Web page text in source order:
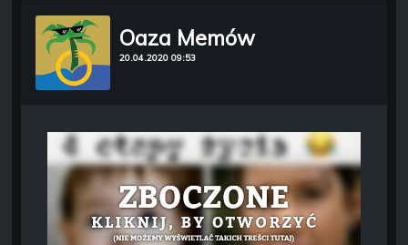
Oaza Memów
20.04.2020 09:53